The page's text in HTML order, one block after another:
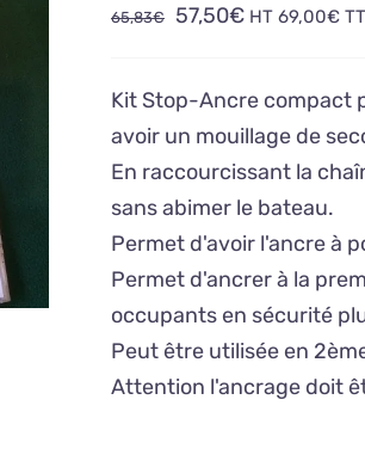
65,83€
Le
initial
65,83€.
57,50€Le
est :
57,50€.
HT 69,00€
Kit Stop-Ancre compact
avoir un mouillage de
En raccourcissant la
sans abimer le bateau.
Permet d'avoir l'ancre à
Permet d'ancrer à la
occupants en sécurité
Peut être utilisée en
Attention l'ancrage doit